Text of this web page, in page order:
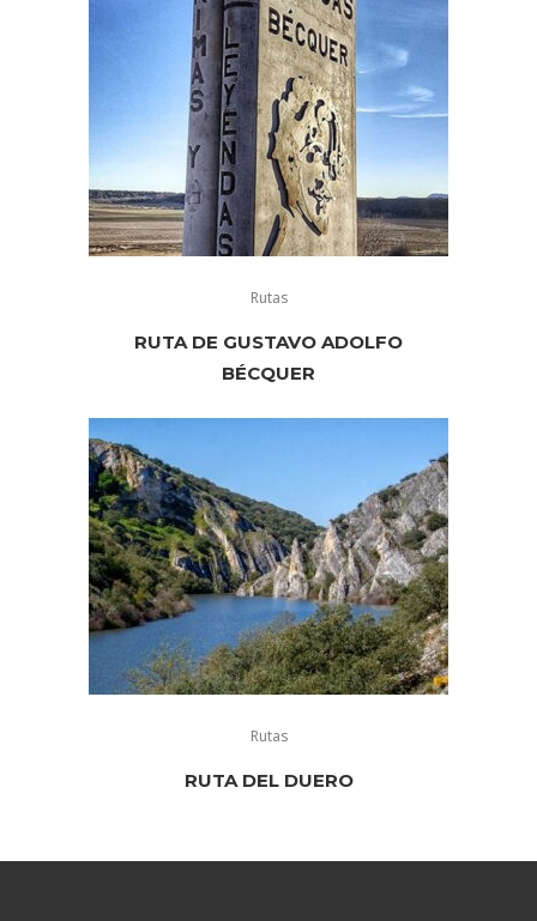
Rutas
RUTA DE GUSTAVO ADOLFO
BÉCQUER
Rutas
RUTA DEL DUERO